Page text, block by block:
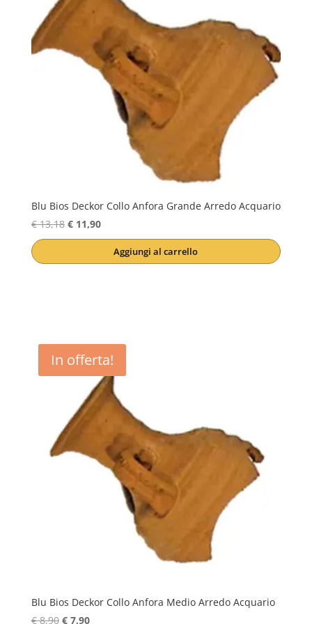
Blu Bios Deckor Collo Anfora Grande Arredo Acquario
€13,18 Il
prezzo
€11,90Il
prezzo
attuale
Aggiungi al carrello
In offerta!
Blu Bios Deckor Collo Anfora Medio Arredo Acquario
€8,90 Il
€7,90Il